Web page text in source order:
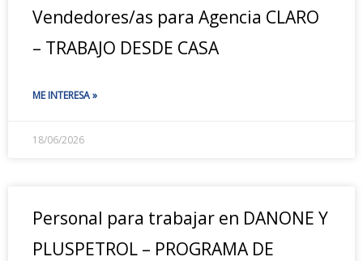
Vendedores/as para Agencia CLARO
– TRABAJO DESDE CASA
ME INTERESA »
18/06/2026
Personal para trabajar en DANONE Y
PLUSPETROL – PROGRAMA DE